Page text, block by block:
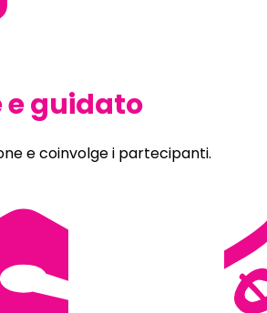
e guidato
e coinvolge i partecipanti.